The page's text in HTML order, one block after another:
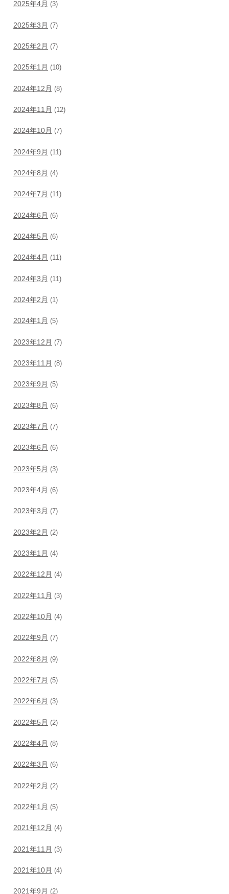
2025年4月 (3)
2025年3月 (7)
2025年2月 (7)
2025年1月 (10)
2024年12月 (8)
2024年11月 (12)
2024年10月 (7)
2024年9月 (11)
2024年8月 (4)
2024年7月 (11)
2024年6月 (6)
2024年5月 (6)
2024年4月 (11)
2024年3月 (11)
2024年2月 (1)
2024年1月 (5)
2023年12月 (7)
2023年11月 (8)
2023年9月 (5)
2023年8月 (6)
2023年7月 (7)
2023年6月 (6)
2023年5月 (3)
2023年4月 (6)
2023年3月 (7)
2023年2月 (2)
2023年1月 (4)
2022年12月 (4)
2022年11月 (3)
2022年10月 (4)
2022年9月 (7)
2022年8月 (9)
2022年7月 (5)
2022年6月 (3)
2022年5月 (2)
2022年4月 (8)
2022年3月 (6)
2022年2月 (2)
2022年1月 (5)
2021年12月 (4)
2021年11月 (3)
2021年10月 (4)
2021年9月 (2)